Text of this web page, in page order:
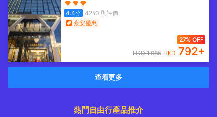
4.4分 4250 則評價
永安優惠
27% OFF
HKD1,085 HKD 792+
查看更多
熱門自由行產品推介